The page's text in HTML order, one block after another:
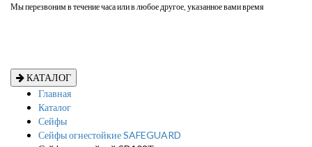
Мы перезвоним в течение часа или в любое другое, указанное вами время
КАТАЛОГ
Главная
Каталог
Сейфы
Сейфы огнестойкие SAFEGUARD